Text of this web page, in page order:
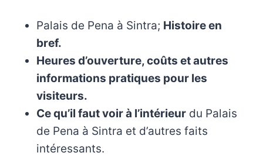
Palais de Pena à Sintra; Histoire en
bref.
Heures d’ouverture, coûts et autres
informations pratiques pour les
visiteurs.
Ce qu’il faut voir à l’intérieur du Palais
de Pena à Sintra et d’autres faits
intéressants.